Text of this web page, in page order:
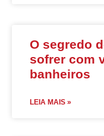
O segredo
sofrer com
banheiros
LEIA MAIS »